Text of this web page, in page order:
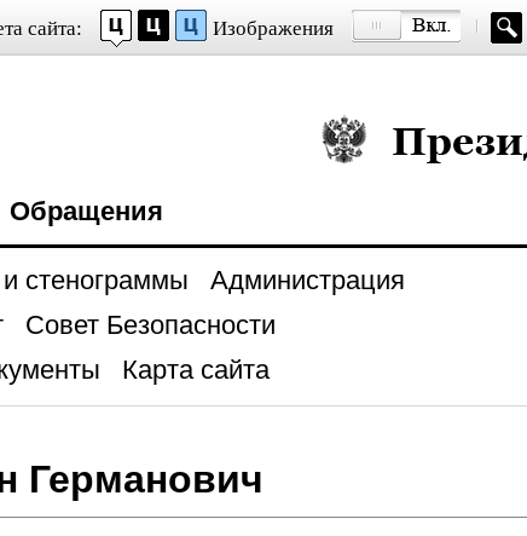
сайта: Изображения
Президент
Обращения
стенограммы
Администрация
Совет Безопасности
Карта сайта
Германович